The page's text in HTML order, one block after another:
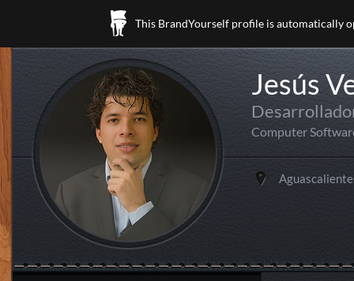
This BrandYourself profile is automatically
Jesús
Computer